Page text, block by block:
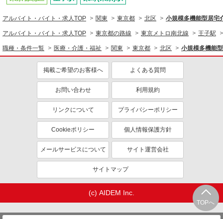
TOPへ
アルバイト・バイト・求人TOP 関東 東京都 北区 小規模多機能型居宅
アルバイト・バイト・求人TOP 東京都の路線 東京メトロ南北線 王子駅
職種・条件一覧 医療・介護・福祉 関東 東京都 北区 小規模多機能
掲載ご希望のお客様へ よくある質問
お問い合わせ 利用規約
リンクについて プライバシーポリシー
Cookieポリシー 個人情報保護方針
メールサービスについて サイト運営会社
サイトマップ
(c) AIDEM Inc.